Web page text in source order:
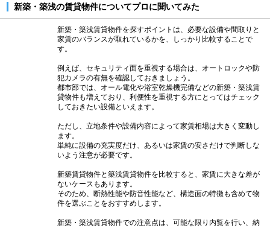
新築・築浅の賃貸物件についてプロに聞いてみた
新築・築浅賃貸物件を探すポイントは、必要な設備や間取りと
家賃のバランスが取れているかを、しっかり比較することで
す。
例えば、セキュリティ面を重視する場合は、オートロックや防
犯カメラの有無を確認しておきましょう。
都市部では、オール電化や浴室乾燥機完備などの新築・築浅賃
貸物件も増えており、利便性を重視する方にとってはチェック
しておきたい設備といえます。
ただし、立地条件や設備内容によって家賃相場は大きく変動し
ます。
単純に設備の充実度だけ、あるいは家賃の安さだけで判断しな
いよう注意が必要です。
新築賃貸物件と築浅賃貸物件を比較すると、家賃に大きな差が
ないケースもあります。
そのため、断熱性能や防音性能など、構造面の特徴も含めて物
件を選ぶことをおすすめします。
新築・築浅賃貸物件での注意点は、可能な限り内覧を行い、納